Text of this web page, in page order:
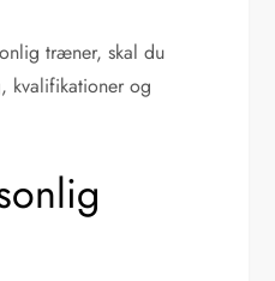
træner, skal du
kvalifikationer og